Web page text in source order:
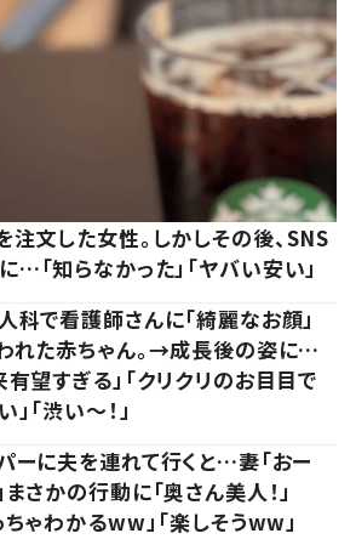
注文した女性。しかしその後、SNS
…「知らなかった」「ヤバい安い」
科で看護師さんに「綺麗なお顔」
れた赤ちゃん。→成長後の姿に…
有望すぎる」「クリクリのお目目で
「渋い～！」
ーに夫を連れて行くと…妻「おー
まさかの行動に「奥さん美人！」
ちゃわかるww」「楽しそうww」